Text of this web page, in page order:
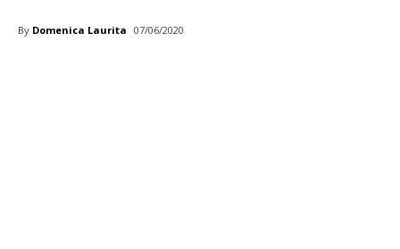
By Domenica Laurita 07/06/2020